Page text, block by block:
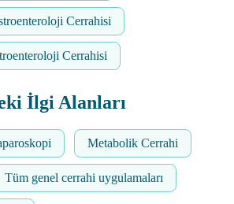
Cerrahisi
Cerrahisi
İlgi Alanları
Metabolik Cerrahi
Tüm genel cerrahi uygulamaları